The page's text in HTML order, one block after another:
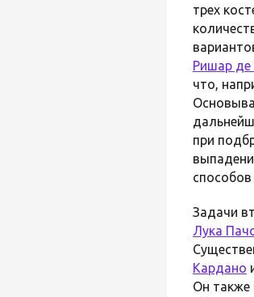
трех
Ришар
что,
при
Задачи
Лука
Кардано
Он также